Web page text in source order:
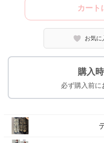
カート
お気に
購入
必ず購入前に